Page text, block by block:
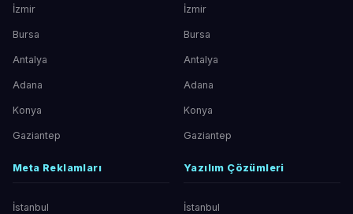
İzmir
Bursa
Antalya
Adana
Konya
Gaziantep
İzmir
Bursa
Antalya
Adana
Konya
Gaziantep
Meta Reklamları
İstanbul
Yazılım Çözümleri
İstanbul